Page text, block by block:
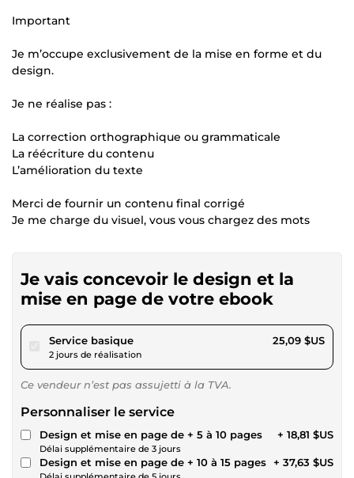
Important
Je m’occupe exclusivement de la mise en forme et du
design.
Je ne réalise pas :
La correction orthographique ou grammaticale
La réécriture du contenu
L’amélioration du texte
Merci de fournir un contenu final corrigé
Je me charge du visuel, vous vous chargez des mots
Je vais concevoir le design et la
mise en page de votre ebook
Service basiquepour 23,12 $US
2 jours de réalisation
25,09 $US
Ce vendeur n’est pas assujetti à la TVA.
Personnaliser le service
Design et mise en page de + 5 à 10 pages
Délai supplémentaire de 3 jours
+ 18,81 $US
Design et mise en page de + 10 à 15 pages + 37,63 $US